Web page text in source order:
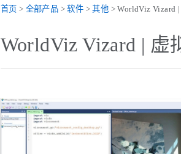
首页 > 全部产品 >软件 >其他 > WorldViz Vizard
WorldViz Vizard | 虚